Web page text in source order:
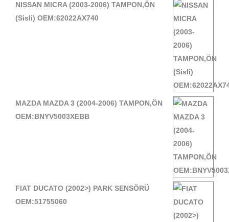
NISSAN MICRA (2003-2006) TAMPON,ÖN
(Sisli) OEM:62022AX740
MAZDA MAZDA 3 (2004-2006) TAMPON,ÖN
OEM:BNYV5003XEBB
FIAT DUCATO (2002>) PARK SENSÖRÜ
OEM:51755060